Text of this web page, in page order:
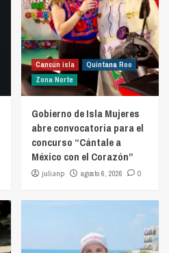
Cancún isla
Quintana Roo
Zona Norte
Gobierno de Isla Mujeres
abre convocatoria para el
concurso “Cántale a
México con el Corazón”
julianp agosto 6, 2026 0